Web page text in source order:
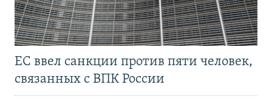
ЕС ввел санкции против пяти человек,
связанных с ВПК России